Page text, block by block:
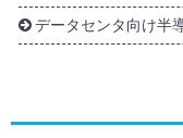
データセンタ向け半